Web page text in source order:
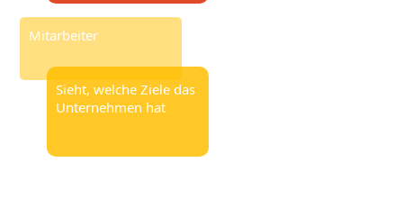
Mitarbeiter
Sieht, welche Ziele das
Unternehmen hat